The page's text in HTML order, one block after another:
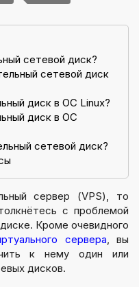
сетевой диск?
сетевой диск
диск в ОС Linux?
диск в ОС
сетевой диск?
сервер (VPS), то
с проблемой
Кроме очевидного
сервера, вы
к нему один или
дисков.